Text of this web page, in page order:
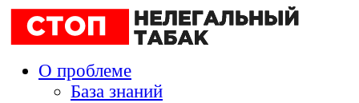
О проблеме
База знаний